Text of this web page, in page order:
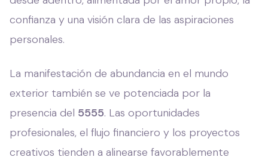
confianza y una visión clara de las aspiraciones
personales.
La manifestación de abundancia en el mundo
exterior también se ve potenciada por la
presencia del 5555. Las oportunidades
profesionales, el flujo financiero y los proyectos
creativos tienden a alinearse favorablemente